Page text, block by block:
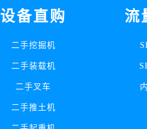
设备直购
二手挖掘机
二手装载机
二手叉车
二手推土机
流